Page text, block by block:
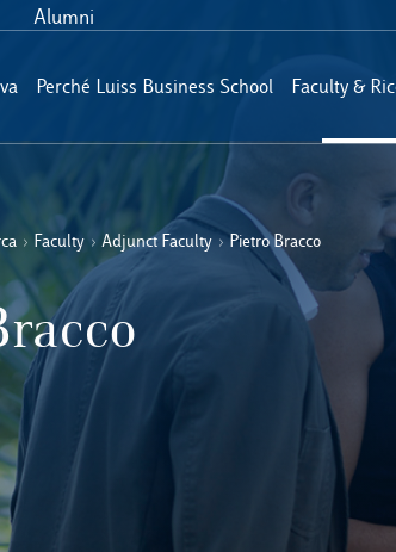
Alumni
Perché Luiss Business School Faculty &
› Faculty › Adjunct Faculty › Pietro Bracco